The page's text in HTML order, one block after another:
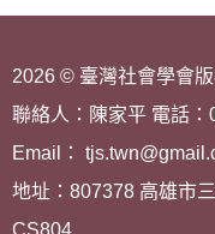
2026 © 臺灣社會學會
聯絡人：陳家平 電話：
Email：
地址：807378 高雄市
CS804